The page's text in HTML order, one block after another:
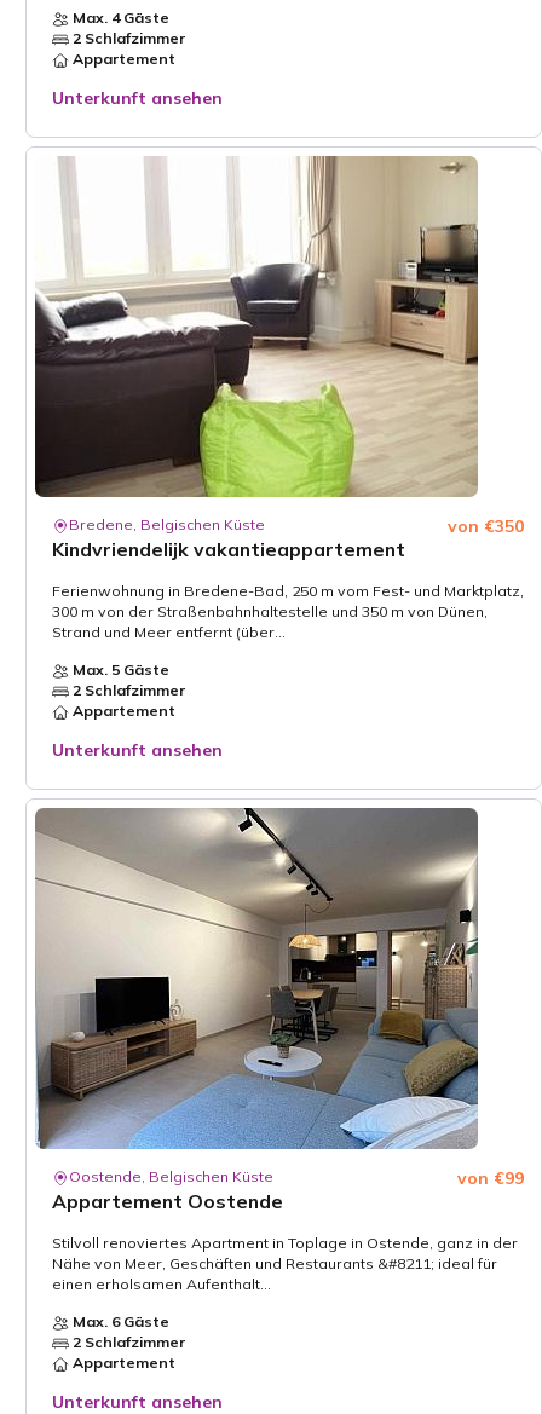
Max. 4 Gäste
2 Schlafzimmer
Appartement
Unterkunft ansehen
Bredene, Belgischen Küste
Kindvriendelijk vakantieappartement
von €350
Ferienwohnung in Bredene-Bad, 250 m vom Fest- und Marktplatz,
300 m von der Straßenbahnhaltestelle und 350 m von Dünen,
Strand und Meer entfernt (über...
Max. 5 Gäste
2 Schlafzimmer
Appartement
Unterkunft ansehen
Oostende, Belgischen Küste
Appartement Oostende
von €99
Stilvoll renoviertes Apartment in Toplage in Ostende, ganz in der
Nähe von Meer, Geschäften und Restaurants &#8211; ideal für
einen erholsamen Aufenthalt...
Max. 6 Gäste
2 Schlafzimmer
Appartement
Unterkunft ansehen